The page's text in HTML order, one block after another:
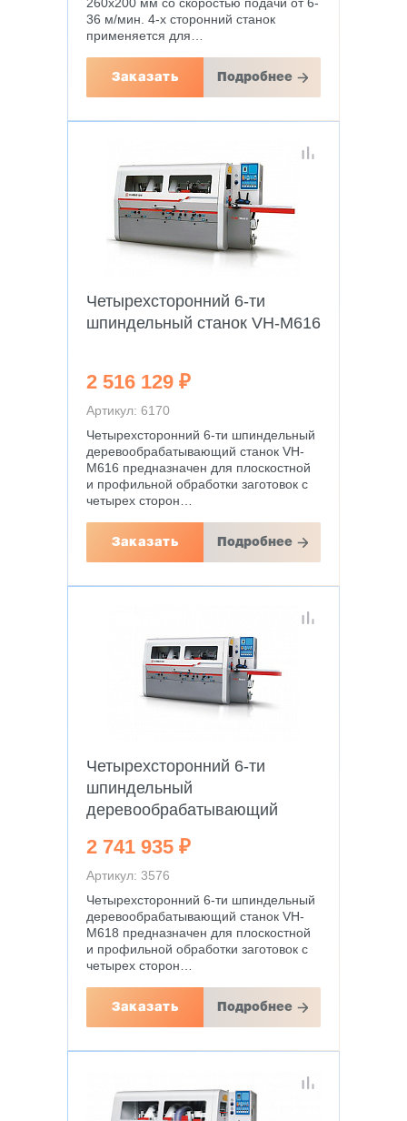
36 м/мин. 4-х сторонний станок
применяется для…
Заказать Подробнее
Четырехсторонний 6-ти
шпиндельный станок VH-M616
2 516 129 ₽
Артикул: 6170
Четырехсторонний 6-ти шпиндельный
деревообрабатывающий станок VH-
M616 предназначен для плоскостной
и профильной обработки заготовок с
четырех сторон…
Заказать Подробнее
Четырехсторонний 6-ти
шпиндельный
деревообрабатывающий
2 741 935 ₽
Артикул: 3576
Четырехсторонний 6-ти шпиндельный
деревообрабатывающий станок VH-
M618 предназначен для плоскостной
и профильной обработки заготовок с
четырех сторон…
Заказать Подробнее